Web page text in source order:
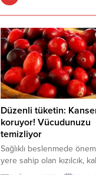
Düzenli tüketin:
koruyor! Vücudunuzu
temizliyor
Sağlıklı beslenmede
yere sahip olan kızılcık,
damar sistemini